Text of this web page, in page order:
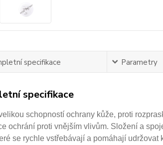
specifikace Parametry
specifikace
schopností ochrany kůže, proti
ochrání proti vnějším vlivům. Složení a
se rychle vstřebávají a pomáhají